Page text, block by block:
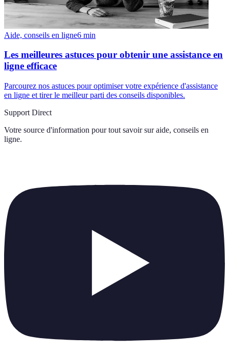
Aide, conseils en ligne6 min
Les meilleures astuces pour obtenir une assistance en
ligne efficace
Parcourez nos astuces pour optimiser votre expérience d'assistance
en ligne et tirer le meilleur parti des conseils disponibles.
Support Direct
Votre source d'information pour tout savoir sur aide, conseils en
ligne.